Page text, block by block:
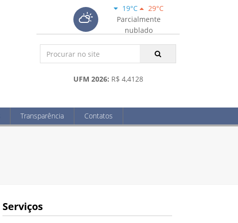
19°C
29°C
Parcialmente
nublado
UFM 2026: R$ 4,4128
Transparência Contatos
Serviços